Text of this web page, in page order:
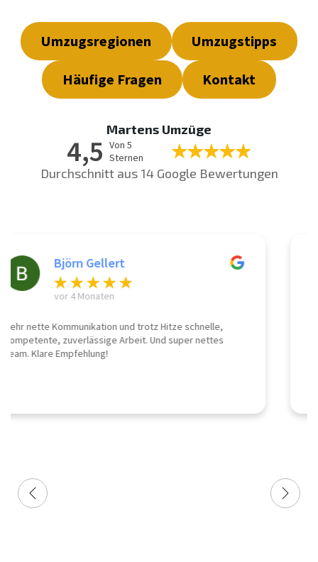
Umzugsregionen Umzugstipps
Häufige Fragen Kontakt
Martens Umzüge
4,5 Von 5
Sternen
Durchschnitt aus 14 Google Bewertungen
Mario Grund
vor einem Jahr
Wir sind am 1.11. 2024 umgezogen,der Umzug war für 2
Tage geplant...und die Jungs haben das an einem Tag
geschafft. Die Firma Martens Umzüge kann man